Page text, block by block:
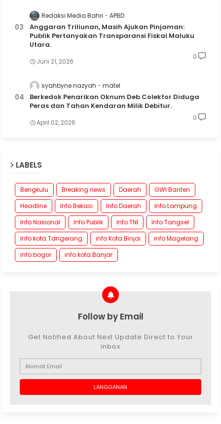
Redaksi Media Bahri APBD
Anggaran Triliunan, Masih Ajukan Pinjaman:
Publik Pertanyakan Transparansi Fiskal Maluku
Utara.
Juni 21, 2026
0
syahbyne nazyah matel
Berkedok Penarikan Oknum Deb Colektor Diduga
Peras dan Tahan Kendaran Milik Debitur.
April 02, 2026
0
LABELS
Bengkulu Breaking news Daerah
GWI Banten
Headline
Info Bekasi Info Daerah
Info Lampung
Info Nasional
Info Publik Info TNI
Info Tangsel
Info kota Tangerang
info Kota Binjai
info Magelang
info bogor
info kota Banjar
Follow by Email
Get Notified About Next Update Direct to Your
inbox